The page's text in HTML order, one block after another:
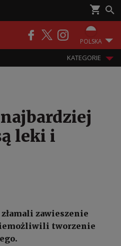
POLSKA
KATEGORIE
leki i
zawieszenie
tworzenie